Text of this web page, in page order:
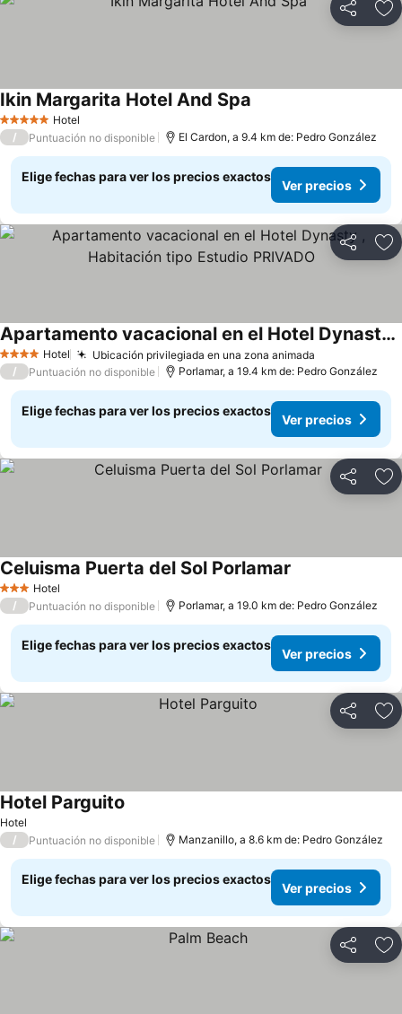
Compartir
5 Estrellas Hotel
Ikin Margarita Hotel And Spa
/ Puntuación no disponible El Cardon, a 9.4 km de: Pedro González
Elige fechas para ver los precios exactos
Ver precios
Compartir
4 EstrellasHotel Ubicación privilegiada en una zona animada
Apartamento vacacional en el Hotel Dynasty , Habitación tipo Estudio PRIVADO
/ Puntuación no disponible Porlamar, a 19.4 km de: Pedro González
Elige fechas para ver los precios exactos
Ver precios
Compartir
3 Estrellas
Hotel
Celuisma Puerta del Sol Porlamar
/ Puntuación no disponible Porlamar, a 19.0 km de: Pedro González
Elige fechas para ver los precios exactos
Ver precios
Compartir
Hotel
Hotel Parguito
/ Puntuación no disponible Manzanillo, a 8.6 km de: Pedro González
Elige fechas para ver los precios exactos
Ver precios
Compartir